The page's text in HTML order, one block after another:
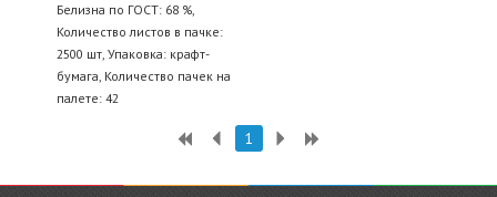
Белизна по ГОСТ: 68 %,
Количество листов в пачке:
2500 шт, Упаковка: крафт-
бумага, Количество пачек на
палете: 42
1